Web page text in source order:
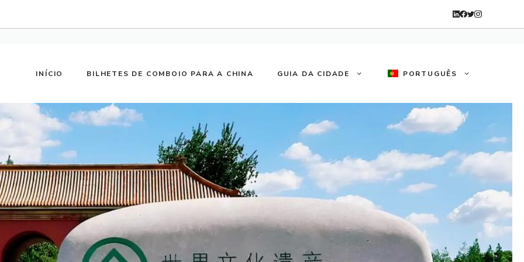
INÍCIO BILHETES DE COMBOIO PARA A CHINA GUIA DA CIDADE PORTUGUÊS